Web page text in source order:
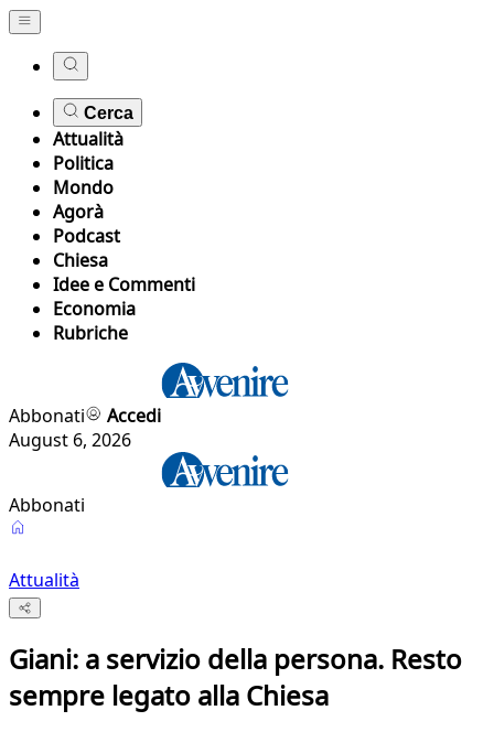
Cerca
Attualità
Politica
Mondo
Agorà
Podcast
Chiesa
Idee e Commenti
Economia
Rubriche
Abbonati
Accedi
August 6, 2026
Abbonati
Attualità
Giani: a servizio della persona. Resto
sempre legato alla Chiesa